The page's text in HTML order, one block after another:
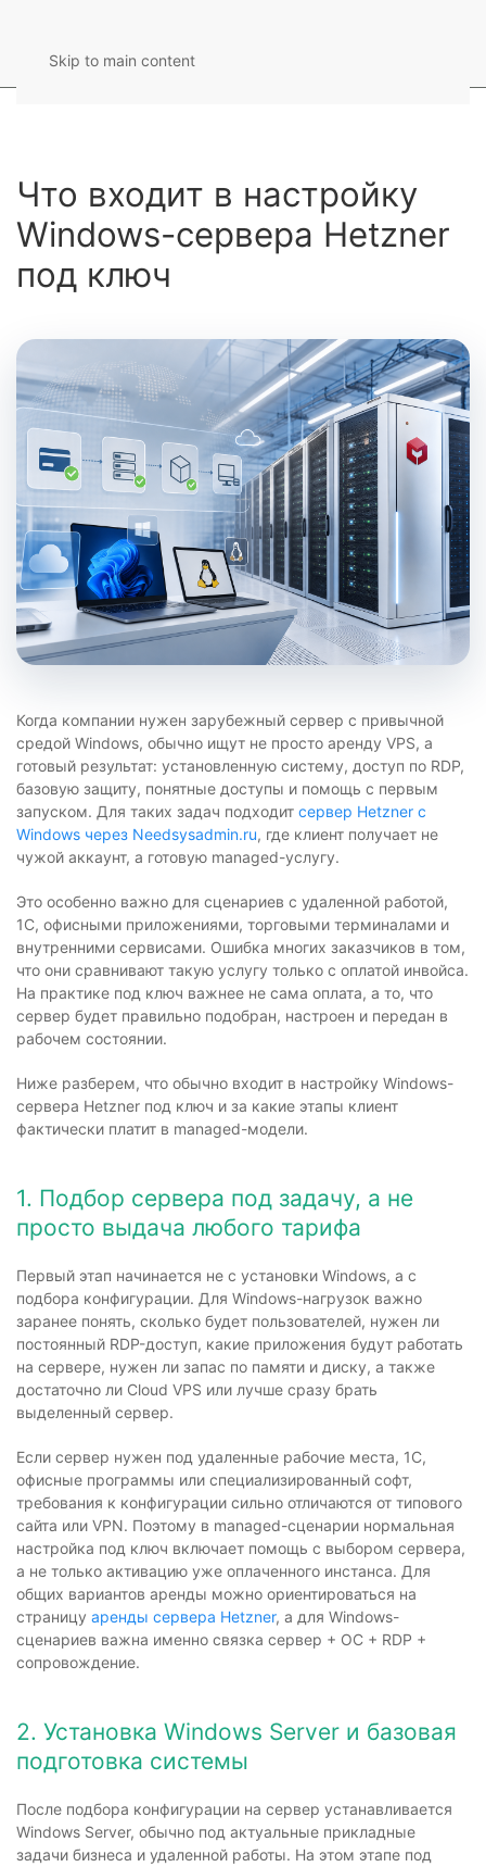
Skip to main content
Что входит в настройку
Windows-сервера Hetzner
под ключ
Когда компании нужен зарубежный сервер с привычной
средой Windows, обычно ищут не просто аренду VPS, а
готовый результат: установленную систему, доступ по RDP,
базовую защиту, понятные доступы и помощь с первым
запуском. Для таких задач подходит сервер Hetzner с
Windows через Needsysadmin.ru, где клиент получает не
чужой аккаунт, а готовую managed-услугу.
Это особенно важно для сценариев с удаленной работой,
1С, офисными приложениями, торговыми терминалами и
внутренними сервисами. Ошибка многих заказчиков в том,
что они сравнивают такую услугу только с оплатой инвойса.
На практике под ключ важнее не сама оплата, а то, что
сервер будет правильно подобран, настроен и передан в
рабочем состоянии.
Ниже разберем, что обычно входит в настройку Windows-
сервера Hetzner под ключ и за какие этапы клиент
фактически платит в managed-модели.
1. Подбор сервера под задачу, а не
просто выдача любого тарифа
Первый этап начинается не с установки Windows, а с
подбора конфигурации. Для Windows-нагрузок важно
заранее понять, сколько будет пользователей, нужен ли
постоянный RDP-доступ, какие приложения будут работать
на сервере, нужен ли запас по памяти и диску, а также
достаточно ли Cloud VPS или лучше сразу брать
выделенный сервер.
Если сервер нужен под удаленные рабочие места, 1С,
офисные программы или специализированный софт,
требования к конфигурации сильно отличаются от типового
сайта или VPN. Поэтому в managed-сценарии нормальная
настройка под ключ включает помощь с выбором сервера,
а не только активацию уже оплаченного инстанса. Для
общих вариантов аренды можно ориентироваться на
страницу аренды сервера Hetzner, а для Windows-
сценариев важна именно связка сервер + ОС + RDP +
сопровождение.
2. Установка Windows Server и базовая
подготовка системы
После подбора конфигурации на сервер устанавливается
Windows Server, обычно под актуальные прикладные
задачи бизнеса и удаленной работы. На этом этапе под